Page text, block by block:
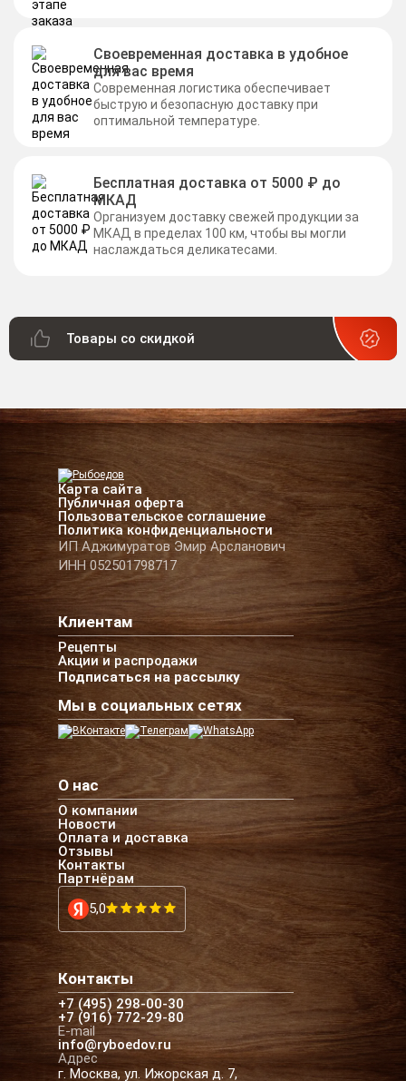
Своевременная доставка в удобное
для вас время
Современная логистика обеспечивает
быструю и безопасную доставку при
оптимальной температуре.
Бесплатная доставка от 5000 ₽ до
МКАД
Организуем доставку свежей продукции за
МКАД в пределах 100 км, чтобы вы могли
наслаждаться деликатесами.
Товары со скидкой
Карта сайта
Публичная оферта
Пользовательское соглашение
Политика конфиденциальности
ИП Аджимуратов Эмир Арсланович
ИНН 052501798717
Клиентам
Рецепты
Акции и распродажи
Подписаться на рассылку
Мы в социальных сетях
О нас
О компании
Новости
Оплата и доставка
Отзывы
Контакты
Партнёрам
5,0
Контакты
+7 (495) 298-00-30
+7 (916) 772-29-80
E-mail
info@ryboedov.ru
Адрес
г. Москва, ул. Ижорская д. 7,